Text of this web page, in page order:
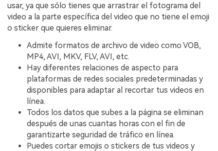
usar, ya que sólo tienes que arrastrar el fotograma del
video a la parte específica del video que no tiene el emoji
o sticker que quieres eliminar.
Admite formatos de archivo de video como VOB,
MP4, AVI, MKV, FLV, AVI, etc.
Hay diferentes relaciones de aspecto para
plataformas de redes sociales predeterminadas y
disponibles para adaptar al recortar tus videos en
línea.
Todos los datos que subes a la página se eliminan
después de unas cuantas horas con el fin de
garantizarte seguridad de tráfico en línea.
Puedes cortar emojis o stickers de tus videos y